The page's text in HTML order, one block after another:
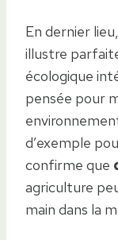
En dernier
illustre
écologique
pensée pour
d’exemple
confirme que
agriculture
main dans la